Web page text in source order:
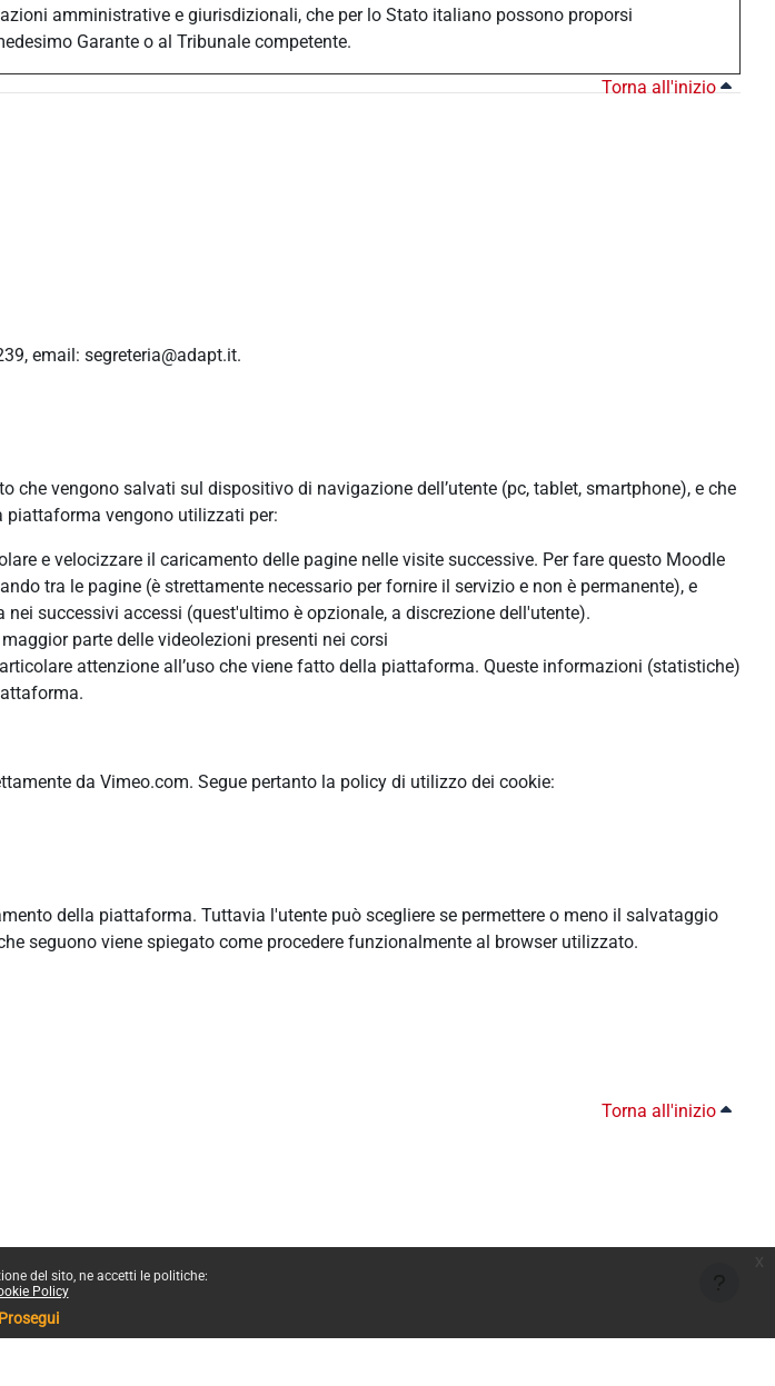
del sito, ne accetti le politiche:
Policy
Prosegui
amministrative e giurisdizionali, che per lo Stato italiano possono proporsi
Garante o al Tribunale competente.
Torna all'inizio
email: segreteria@adapt.it.
vengono salvati sul dispositivo di navigazione dell’utente (pc, tablet, smartphone), e che
vengono utilizzati per:
e velocizzare il caricamento delle pagine nelle visite successive. Per fare questo Moodle
tra le pagine (è strettamente necessario per fornire il servizio e non è permanente), e
successivi accessi (quest'ultimo è opzionale, a discrezione dell'utente).
parte delle videolezioni presenti nei corsi
attenzione all’uso che viene fatto della piattaforma. Queste informazioni (statistiche)
da Vimeo.com. Segue pertanto la policy di utilizzo dei cookie:
della piattaforma. Tuttavia l'utente può scegliere se permettere o meno il salvataggio
seguono viene spiegato come procedere funzionalmente al browser utilizzato.
Torna all'inizio